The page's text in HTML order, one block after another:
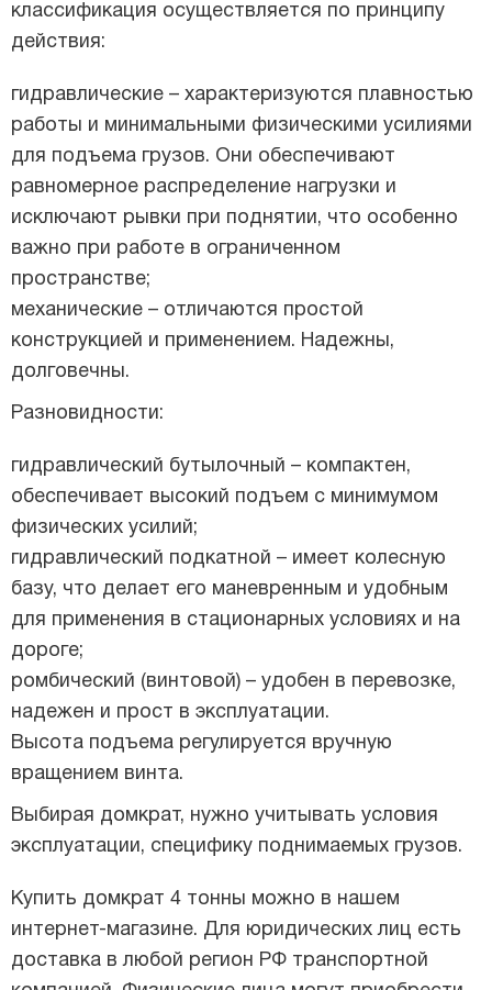
классификация осуществляется по принципу
действия:
гидравлические – характеризуются плавностью
работы и минимальными физическими усилиями
для подъема грузов. Они обеспечивают
равномерное распределение нагрузки и
исключают рывки при поднятии, что особенно
важно при работе в ограниченном
пространстве;
механические – отличаются простой
конструкцией и применением. Надежны,
долговечны.
Разновидности:
гидравлический бутылочный – компактен,
обеспечивает высокий подъем с минимумом
физических усилий;
гидравлический подкатной – имеет колесную
базу, что делает его маневренным и удобным
для применения в стационарных условиях и на
дороге;
ромбический (винтовой) – удобен в перевозке,
надежен и прост в эксплуатации.
Высота подъема регулируется вручную
вращением винта.
Выбирая домкрат, нужно учитывать условия
эксплуатации, специфику поднимаемых грузов.
Купить домкрат 4 тонны можно в нашем
интернет-магазине. Для юридических лиц есть
доставка в любой регион РФ транспортной